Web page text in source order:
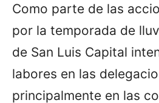
Como parte de las
por la temporada de
de San Luis Capital
labores en las
principalmente en las